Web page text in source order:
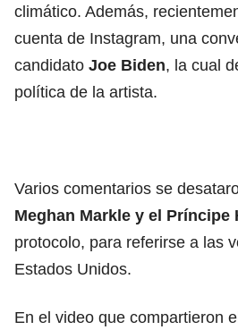
climático. Además,
cuenta de Instagram, una
candidato Joe Biden, la cual
política de la artista.
Varios comentarios se
Meghan Markle y el Príncipe
protocolo, para referirse a las
Estados Unidos.
En el video que compartieron